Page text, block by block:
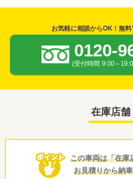
お気軽に相談からOK！無
0120-
(受付時間 9:00～
在庫店舗
この車両は「在庫
お見積りから納